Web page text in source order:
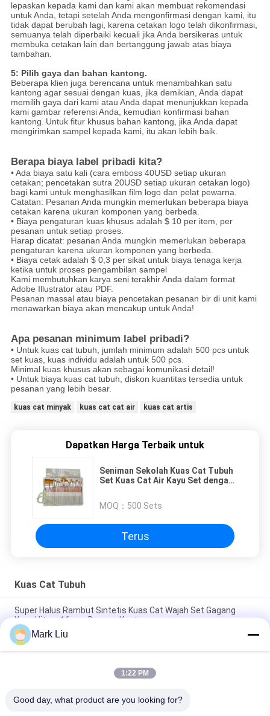
lepaskan kepada kami dan kami akan membuat rekomendasi
untuk Anda, tetapi setelah Anda mengonfirmasi dengan kami, itu
tidak dapat berubah lagi, karena cetakan logo telah dikonfirmasi,
semuanya telah diperbaiki kecuali jika Anda bersikeras untuk
membuka cetakan lain dan bertanggung jawab atas biaya
tambahan.
5: Pilih gaya dan bahan kantong.
Beberapa klien juga berencana untuk menambahkan satu
kantong agar sesuai dengan kuas, jika demikian, Anda dapat
memilih gaya dari kami atau Anda dapat menunjukkan kepada
kami gambar referensi Anda, kemudian konfirmasi bahan
kantong. Untuk fitur khusus bahan kantong, jika Anda dapat
mengirimkan sampel kepada kami, itu akan lebih baik.
Berapa biaya label pribadi kita?
• Ada biaya satu kali (cara emboss 40USD setiap ukuran
cetakan; pencetakan sutra 20USD setiap ukuran cetakan logo)
bagi kami untuk menghasilkan film logo dan pelat pewarna.
Catatan: Pesanan Anda mungkin memerlukan beberapa biaya
cetakan karena ukuran komponen yang berbeda.
• Biaya pengaturan kuas khusus adalah $ 10 per item, per
pesanan untuk setiap proses.
Harap dicatat: pesanan Anda mungkin memerlukan beberapa
pengaturan karena ukuran komponen yang berbeda.
• Biaya cetak adalah $ 0,3 per sikat untuk biaya tenaga kerja
ketika untuk proses pengambilan sampel
Kami membutuhkan karya seni terakhir Anda dalam format
Adobe Illustrator atau PDF.
Pesanan massal atau biaya pencetakan pesanan bir di unit kami
menawarkan biaya akan mencakup untuk Anda!
Apa pesanan minimum label pribadi?
• Untuk kuas cat tubuh, jumlah minimum adalah 500 pcs untuk
set kuas, kuas individu adalah untuk 500 pcs.
Minimal kuas khusus akan sebagai komunikasi detail!
• Untuk biaya kuas cat tubuh, diskon kuantitas tersedia untuk
pesanan yang lebih besar.
kuas cat minyak kuas cat cat air kuas cat artis
Dapatkan Harga Terbaik untuk
Seniman Sekolah Kuas Cat Tubuh
Set Kuas Cat Air Kayu Set dengan
MOQ： 500 Sets
Terus
Kuas Cat Tubuh
Super Halus Rambut Sintetis Kuas Cat Wajah Set Gagang
Kayu Hitam 16 pcs Dengan Kantong
10 PCS Make Up Kosmetik Tubuh kuas cat wajah Nilon
Rambut / Kuas Lukisan Minyak
6 Pcs Seni Tubuh Cat BrushesCollection Untuk Lukisan
Mark Liu
1:22 PM
Good day, what product are you looking for?